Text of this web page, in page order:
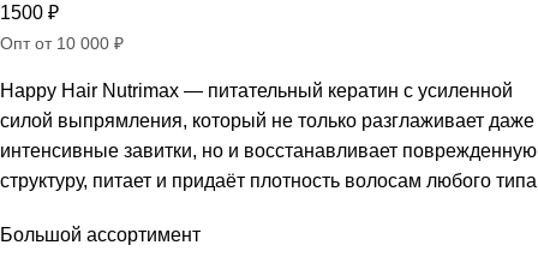
1500 ₽
Опт от 10 000 ₽
Happy Hair Nutrimax — питательный кератин с усиленной
силой выпрямления, который не только разглаживает даже
интенсивные завитки, но и восстанавливает поврежденную
структуру, питает и придаёт плотность волосам любого типа
Большой ассортимент